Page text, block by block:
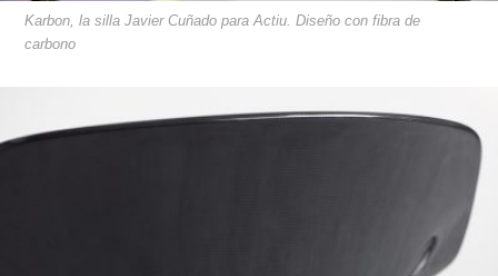
Karbon, la silla Javier Cuñado para Actiu. Diseño con fibra de
carbono